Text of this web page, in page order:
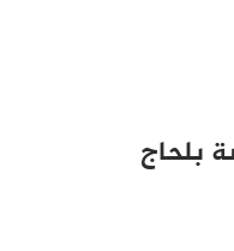
بلحاج